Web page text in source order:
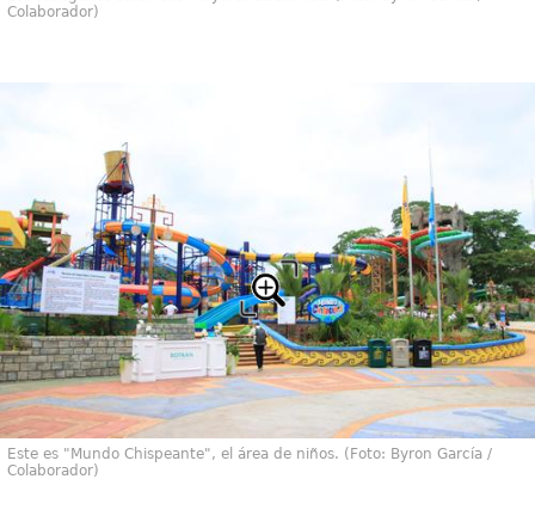
Colaborador)
Este es "Mundo Chispeante", el área de niños. (Foto: Byron García /
Colaborador)